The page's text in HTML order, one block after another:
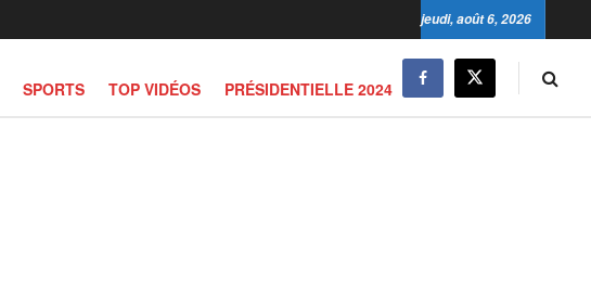
jeudi, août 6, 2026
SPORTS TOP VIDÉOS PRÉSIDENTIELLE 2024